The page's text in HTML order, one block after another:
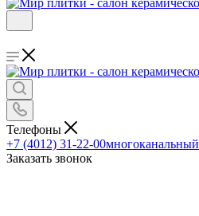
Телефоны
+7 (4012) 31-22-00многоканальный
Заказать звонок